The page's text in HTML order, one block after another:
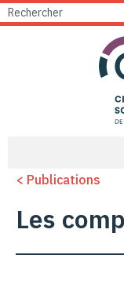
< Publications
Les